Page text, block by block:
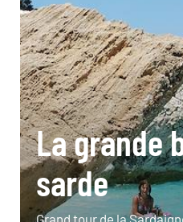
La grande
sarde
Grand tour de la